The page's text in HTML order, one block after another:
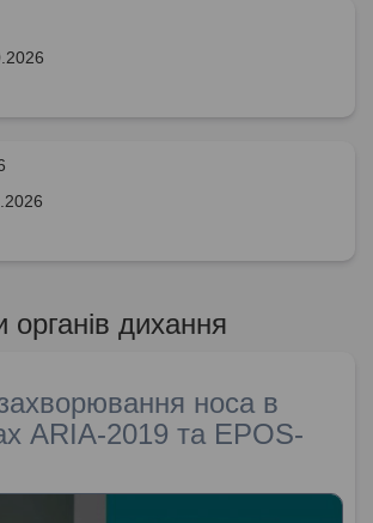
дихання
захворювання носа в
ARIA-2019 та EPOS-